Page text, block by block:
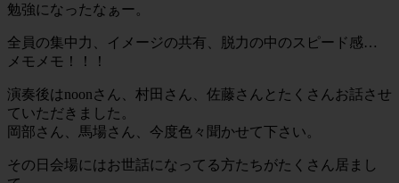
勉強になったなぁー。
全員の集中力、イメージの共有、脱力の中のスピード感…
メモメモ！！！
演奏後はnoonさん、村田さん、佐藤さんとたくさんお話させ
ていただきました。
岡部さん、馬場さん、今度色々聞かせて下さい。
その日会場にはお世話になってる方たちがたくさん居まし